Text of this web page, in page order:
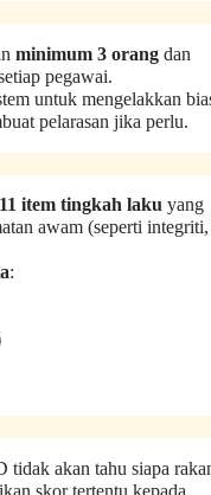
minimum 3 orang dan
pegawai.
untuk mengelakkan
pelarasan jika perlu.
11 item tingkah laku yang
awam (seperti integriti,
:
tidak akan tahu siapa